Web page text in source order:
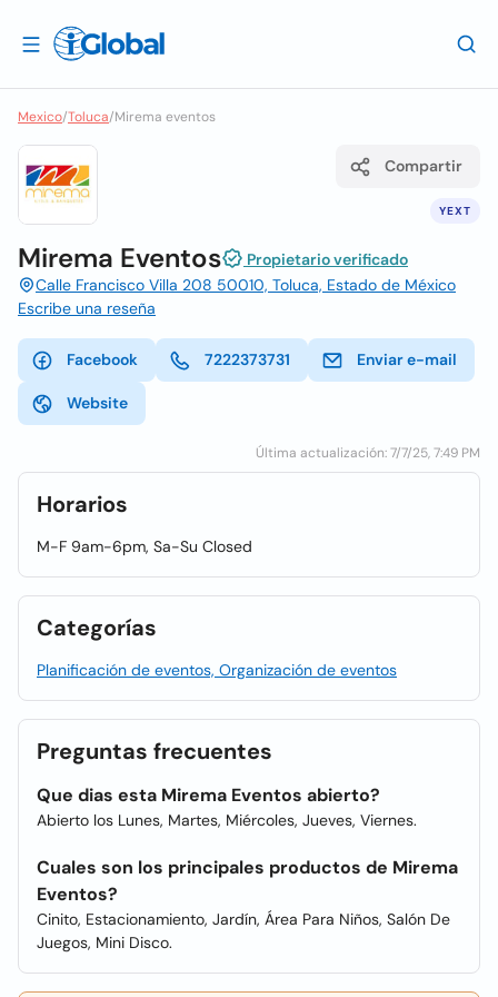
Mexico/Toluca/Mirema eventos
YEXT
Compartir
Mirema Eventos
Propietario verificado
Calle Francisco Villa 208 50010, Toluca, Estado de México
Escribe una reseña
Facebook 7222373731 Enviar e-mail
Website
Última actualización: 7/7/25, 7:49 PM
Horarios
M-F 9am-6pm, Sa-Su Closed
Categorías
Planificación de eventos, Organización de eventos
Preguntas frecuentes
Que dias esta Mirema Eventos abierto?
Abierto los Lunes, Martes, Miércoles, Jueves, Viernes.
Cuales son los principales productos de Mirema
Eventos?
Cinito, Estacionamiento, Jardín, Área Para Niños, Salón De
Juegos, Mini Disco.